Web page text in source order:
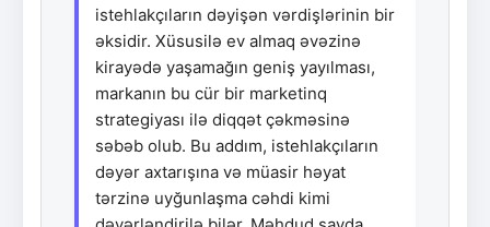
istehlakçıların dəyişən vərdişlərinin bir
əksidir. Xüsusilə ev almaq əvəzinə
kirayədə yaşamağın geniş yayılması,
markanın bu cür bir marketinq
strategiyası ilə diqqət çəkməsinə
səbəb olub. Bu addım, istehlakçıların
dəyər axtarışına və müasir həyat
tərzinə uyğunlaşma cəhdi kimi